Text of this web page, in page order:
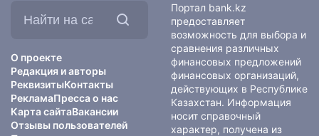
О проекте
Редакция и авторы
РеквизитыКонтакты
РекламаПресса о нас
Карта сайтаВакансии
Отзывы пользователей
Портал bank.kz
предоставляет
возможность для выбора и
сравнения различных
финансовых предложений
финансовых организаций,
действующих в Республике
Казахстан. Информация
носит справочный
характер, получена из